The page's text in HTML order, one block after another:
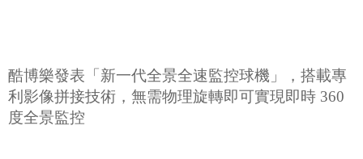
酷博樂發表「新一代全景全速監控球機」，搭載專
利影像拼接技術，無需物理旋轉即可實現即時 360
度全景監控